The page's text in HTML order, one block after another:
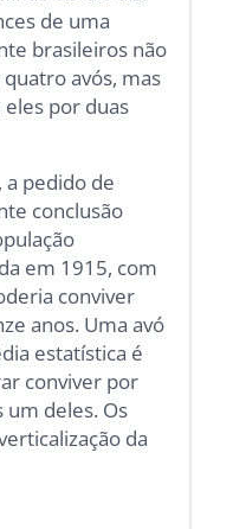
de uma
brasileiros não
avós, mas
por duas
a pedido de
conclusão
em 1915, com
conviver
anos. Uma avó
estatística é
conviver por
deles. Os
da